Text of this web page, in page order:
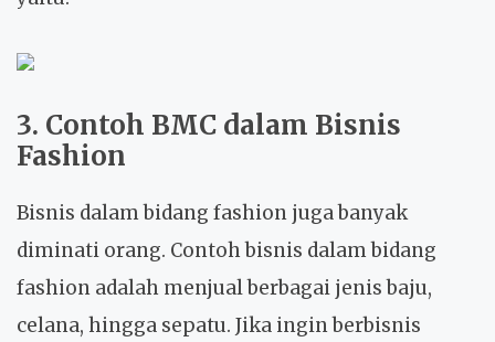
3. Contoh BMC dalam Bisnis
Fashion
Bisnis dalam bidang fashion juga banyak
diminati orang. Contoh bisnis dalam bidang
fashion adalah menjual berbagai jenis baju,
celana, hingga sepatu. Jika ingin berbisnis